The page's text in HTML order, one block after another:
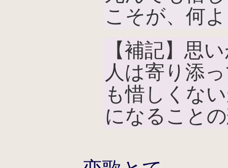
こそが、何
【補記】思
人は寄り添
も惜しくな
になること